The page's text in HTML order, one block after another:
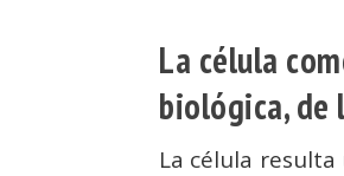
La célula
biológica, de
La célula